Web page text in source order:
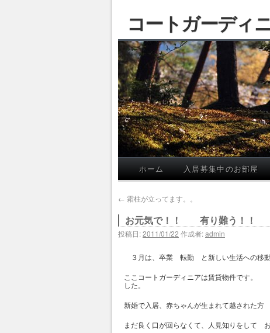
コートガーディ
ホーム 入居募集中のお部屋
← 霜柱が立ってます。。
お元気で！！ 有り難う！！
投稿日:2011/01/22 作成者:admin
３月は、卒業 転勤 と新しい生活への移動
ここコートガーディニアは賃貸物件です。
した。
新婚で入居、赤ちゃんが生まれて越された
まだ良く口が回らなくて、人見知りをして